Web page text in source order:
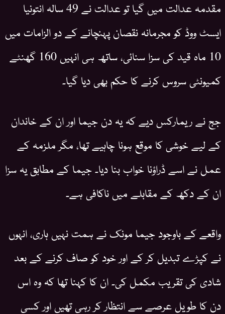
مقدمہ عدالت میں گیا تو عدالت نے 49 سالہ انتونیا
ایسٹ ووڈ کو مجرمانہ نقصان پہنچانے کے دو الزامات میں
10 ماہ قید کی سزا سنائی، ساتھ ہی انہیں 160 گھنٹے
کمیونٹی سروس کرنے کا حکم بھی دیا گیا۔
جج نے ریمارکس دیے کہ یہ دن جیما اور ان کے خاندان
کے لیے خوشی کا موقع ہونا چاہیے تھا، مگر ملزمہ کے
عمل نے اسے ڈراؤنا خواب بنا دیا۔ جیما کے مطابق یہ سزا
ان کے دکھ کے مقابلے میں ناکافی ہے۔
واقعے کے باوجود جیما مونک نے ہمت نہیں ہاری، انہوں
نے کپڑے تبدیل کر کے اور خود کو صاف کرنے کے بعد
شادی کی تقریب مکمل کی۔ ان کا کہنا تھا کہ وہ اس
دن کا طویل عرصے سے انتظار کر رہی تھیں اور کسی